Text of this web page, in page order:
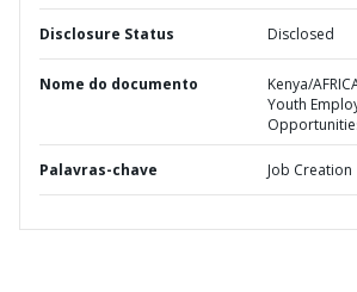
Disclosure Status Disclosed
Nome do documento
Kenya/
Youth
Palavras-chave Job Creation